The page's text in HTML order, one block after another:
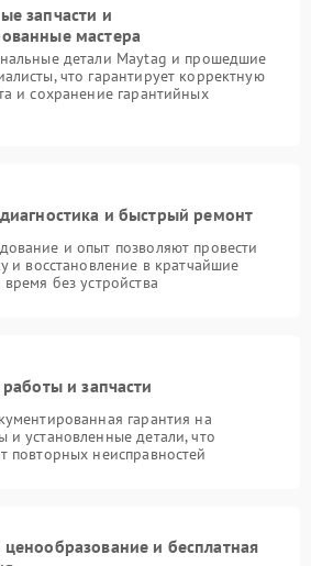
запчасти и
мастера
детали Maytag и прошедшие
что гарантирует корректную
и сохранение гарантийных
и быстрый ремонт
и опыт позволяют провести
и восстановление в кратчайшие
без устройства
и запчасти
гарантия на
и установленные детали, что
повторных неисправностей
и бесплатная